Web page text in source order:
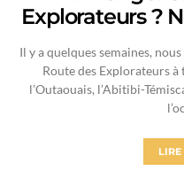
Explorateurs ?
Il y a quelques semaines,
Route des Explorateurs à
l’Outaouais, l’Abitibi-